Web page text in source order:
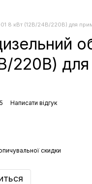
8 кВт (12В/24В/220В) для
220В)
Написати відгук
скидки